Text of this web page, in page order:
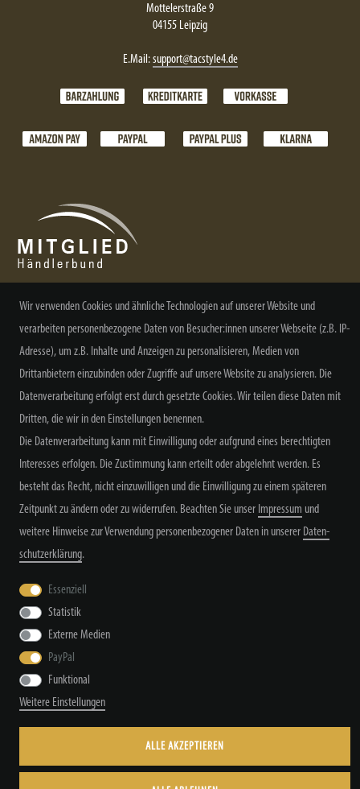
Mottelerstraße 9
04155 Leipzig
E.Mail:support@tacstyle4.de
NEWSLETTER ABONNIEREN
Alle Preisangaben inkl. MwSt. zzgl. Versand
Widerrufs­recht
Wir verwenden Cookies und ähnliche Technologien auf unserer Website und
verarbeiten personenbezogene Daten von Besucher:innen unserer Webseite (z.B. IP-
Adresse), um z.B. Inhalte und Anzeigen zu personalisieren, Medien von
Drittanbietern einzubinden oder Zugriffe auf unsere Website zu analysieren. Die
Datenverarbeitung erfolgt erst durch gesetzte Cookies. Wir teilen diese Daten mit
Dritten, die wir in den Einstellungen benennen.
Die Datenverarbeitung kann mit Einwilligung oder aufgrund eines berechtigten
Interesses erfolgen. Die Zustimmung kann erteilt oder abgelehnt werden. Es
besteht das Recht, nicht einzuwilligen und die Einwilligung zu einem späteren
Zeitpunkt zu ändern oder zu widerrufen. Beachten Sie unser Impressum und
weitere Hinweise zur Verwendung personenbezogener Daten in unserer Daten­
schutz­erklärung.
Essenziell
Statistik
Externe Medien
PayPal
Funktional
Weitere Einstellungen
ALLE AKZEPTIEREN